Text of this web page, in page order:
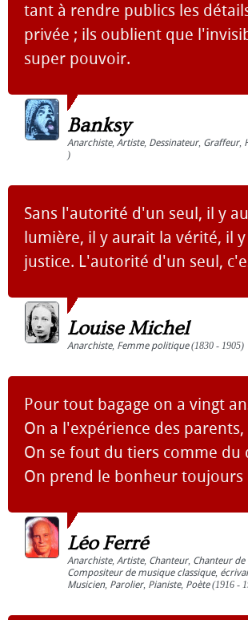
tant à rendre publics les
privée ; ils oublient que
super pouvoir.
Banksy
Anarchiste, Artiste, Dessinateur, Graffeur,
)
Sans l'autorité d'un seul, il y
lumière, il y aurait la vérité, il
justice. L'autorité d'un seul,
Louise Michel
Anarchiste, Femme politique(1830 - 1905)
Pour tout bagage on a vingt
On a l'expérience des parents,
On se fout du tiers comme du
On prend le bonheur toujours
Léo Ferré
Anarchiste, Artiste, Chanteur, Chanteur de
Compositeur de musique classique,
Musicien, Parolier, Pianiste, Poète(1916 -